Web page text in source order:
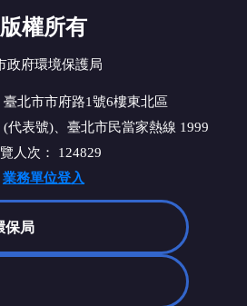
版權所有
政府環境保護局
臺北市市府路1號6樓東北區
(代表號)、臺北市民當家熱線 1999
人次： 124829
業務單位登入
保局